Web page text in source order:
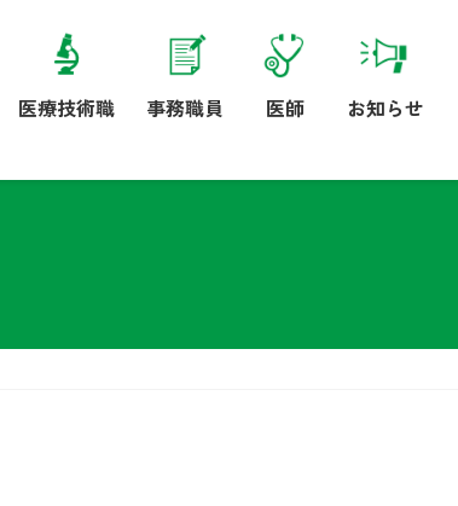
医療技術職 事務職員 医師 お知らせ